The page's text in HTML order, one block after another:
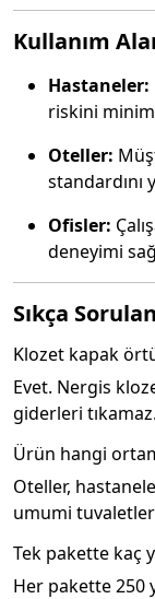
Kullanım
Hastaneler:
riskini
Oteller:
standardını
Ofisler:
deneyimi
Sıkça
Klozet kapak
Evet. Nergis
giderleri tıkamaz.
Ürün hangi
Oteller,
umumi
Tek pakette kaç
Her pakette 250